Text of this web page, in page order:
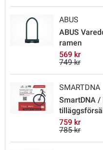
ABUS
ABUS
ramen
569 kr
749 kr
SMARTDNA
SmartDNA /
759 kr
785 kr